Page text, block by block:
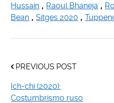
Hussain , Raoul Bhaneja ,
Bean , Sitges 2020 ,
PREVIOUS POST
Ich-chi (2020):
Costumbrismo ruso